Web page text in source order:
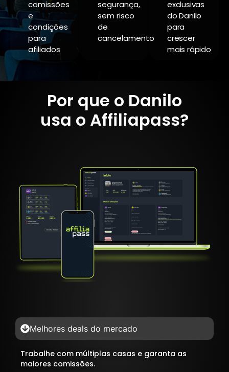
comissões
e
condições
para
afiliados
segurança,
sem risco
de
cancelamento
exclusivas
do Danilo
para
crescer
mais rápido
Por que o Danilo
usa o Affiliapass?
Melhores deals do mercado
Trabalhe com múltiplas casas e garanta as
maiores comissões.